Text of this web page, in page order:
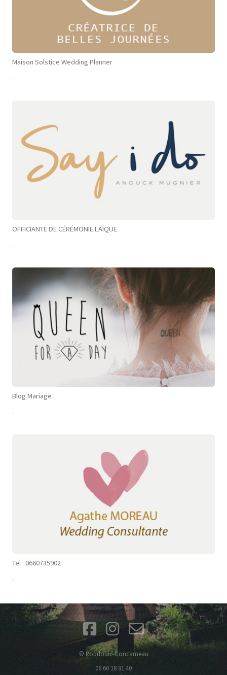
Maison Solstice Wedding Planner
-
OFFICIANTE DE CÉRÉMONIE LAÏQUE
-
Blog Mariage
-
Tel : 0660735902
-
© Roudouic-Concarneau
06 60 18 81 40